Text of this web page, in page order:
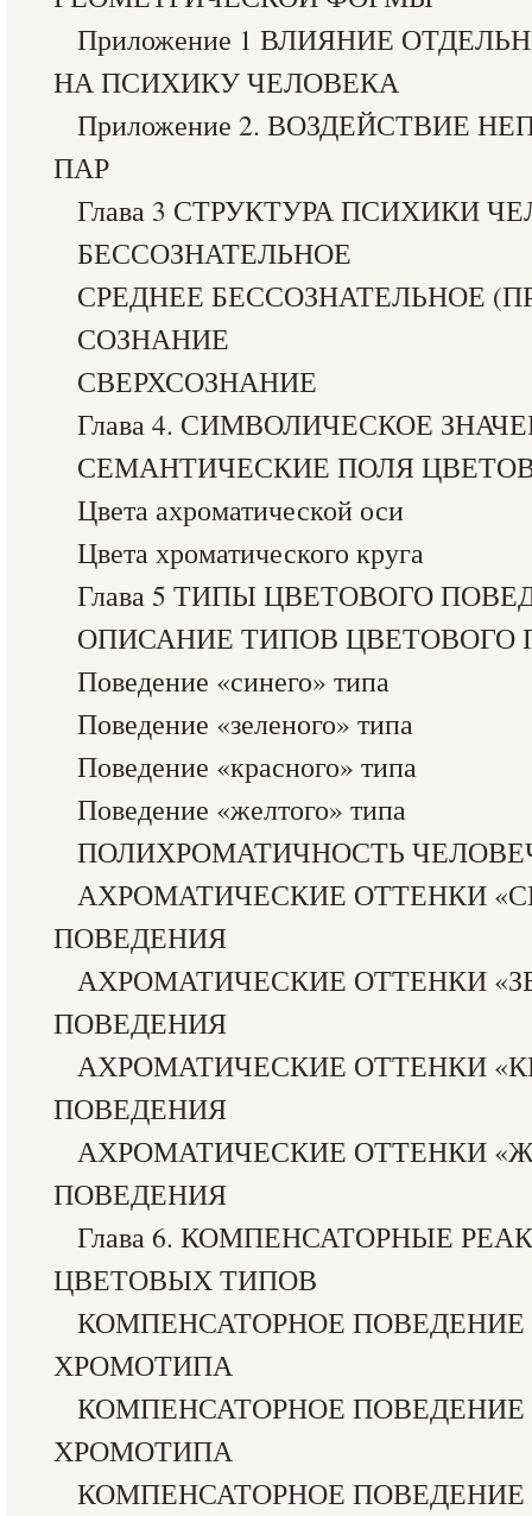
Приложение 1 ВЛИЯНИЕ
НА ПСИХИКУ ЧЕЛОВЕКА
Приложение 2. ВОЗДЕЙСТВИЕ
ПАР
Глава 3 СТРУКТУРА ПСИХИКИ
БЕССОЗНАТЕЛЬНОЕ
СРЕДНЕЕ БЕССОЗНАТЕЛЬНОЕ
СОЗНАНИЕ
СВЕРХСОЗНАНИЕ
Глава 4. СИМВОЛИЧЕСКОЕ
СЕМАНТИЧЕСКИЕ ПОЛЯ
Цвета ахроматической оси
Цвета хроматического круга
Глава 5 ТИПЫ ЦВЕТОВОГО
ОПИСАНИЕ ТИПОВ ЦВЕТОВОГО
Поведение «синего» типа
Поведение «зеленого» типа
Поведение «красного» типа
Поведение «желтого» типа
ПОЛИХРОМАТИЧНОСТЬ
АХРОМАТИЧЕСКИЕ ОТТЕНКИ
ПОВЕДЕНИЯ
АХРОМАТИЧЕСКИЕ ОТТЕНКИ
ПОВЕДЕНИЯ
АХРОМАТИЧЕСКИЕ ОТТЕНКИ
ПОВЕДЕНИЯ
АХРОМАТИЧЕСКИЕ ОТТЕНКИ
ПОВЕДЕНИЯ
Глава 6. КОМПЕНСАТОРНЫЕ
ЦВЕТОВЫХ ТИПОВ
КОМПЕНСАТОРНОЕ ПОВЕДЕНИЕ
ХРОМОТИПА
КОМПЕНСАТОРНОЕ ПОВЕДЕНИЕ
ХРОМОТИПА
КОМПЕНСАТОРНОЕ ПОВЕДЕНИЕ